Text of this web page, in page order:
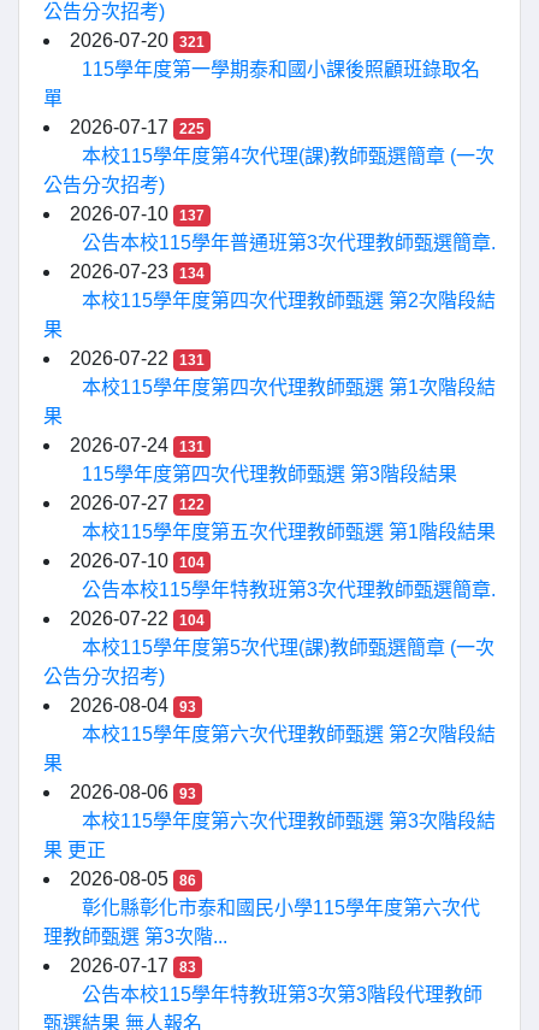
公告分次招考)
2026-07-20
321
115學年度第一學期泰和國小課後照顧班錄取名
單
2026-07-17
225
本校115學年度第4次代理(課)教師甄選簡章 (一次
公告分次招考)
2026-07-10
137
公告本校115學年普通班第3次代理教師甄選簡章.
2026-07-23
134
本校115學年度第四次代理教師甄選 第2次階段結
果
2026-07-22
131
本校115學年度第四次代理教師甄選 第1次階段結
果
2026-07-24
131
115學年度第四次代理教師甄選 第3階段結果
2026-07-27
122
本校115學年度第五次代理教師甄選 第1階段結果
2026-07-10
104
公告本校115學年特教班第3次代理教師甄選簡章.
2026-07-22
104
本校115學年度第5次代理(課)教師甄選簡章 (一次
公告分次招考)
2026-08-04
93
本校115學年度第六次代理教師甄選 第2次階段結
果
2026-08-06
93
本校115學年度第六次代理教師甄選 第3次階段結
果 更正
2026-08-05
86
彰化縣彰化市泰和國民小學115學年度第六次代
理教師甄選 第3次階...
2026-07-17
83
公告本校115學年特教班第3次第3階段代理教師
甄選結果 無人報名